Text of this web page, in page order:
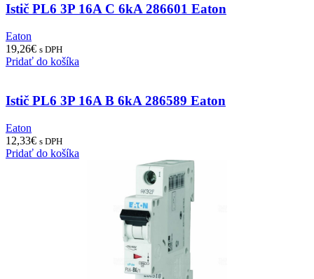
Istič PL6 3P 16A C 6kA 286601 Eaton
Eaton
19,26€ s DPH
Pridať do košíka
Istič PL6 3P 16A B 6kA 286589 Eaton
Eaton
12,33€ s DPH
Pridať do košíka